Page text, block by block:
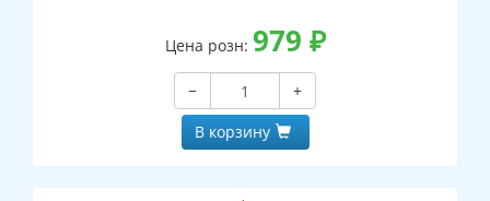
Цена розн: 979 ₽
−
+
В корзину